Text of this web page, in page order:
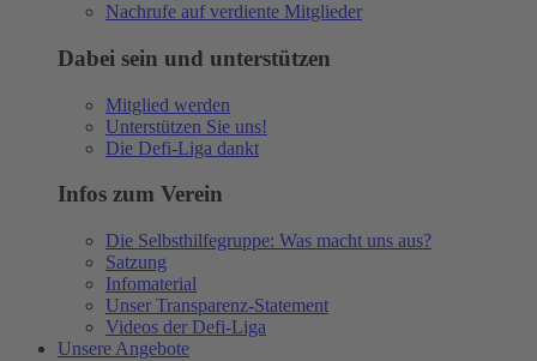
Nachrufe auf verdiente Mitglieder
Dabei sein und unterstützen
Mitglied werden
Unterstützen Sie uns!
Die Defi-Liga dankt
Infos zum Verein
Die Selbsthilfegruppe: Was macht uns aus?
Satzung
Infomaterial
Unser Transparenz-Statement
Videos der Defi-Liga
Unsere Angebote